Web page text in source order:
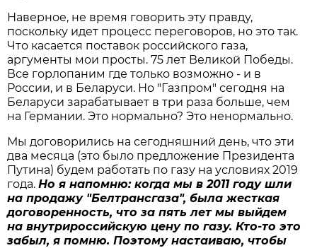
Наверное, не время говорить эту правду,
поскольку идет процесс переговоров, но это так.
Что касается поставок российского газа,
аргументы мои просты. 75 лет Великой Победы.
Все горлопаним где только возможно - и в
России, и в Беларуси. Но "Газпром" сегодня на
Беларуси зарабатывает в три раза больше, чем
на Германии. Это нормально? Это ненормально.
Мы договорились на сегодняшний день, что эти
два месяца (это было предложение Президента
Путина) будем работать по газу на условиях 2019
года.Но я напомню: когда мы в 2011 году шли
на продажу "Белтрансгаза", была жесткая
договоренность, что за пять лет мы выйдем
на внутрироссийскую цену по газу. Кто-то это
забыл, я помню. Поэтому настаиваю, чтобы